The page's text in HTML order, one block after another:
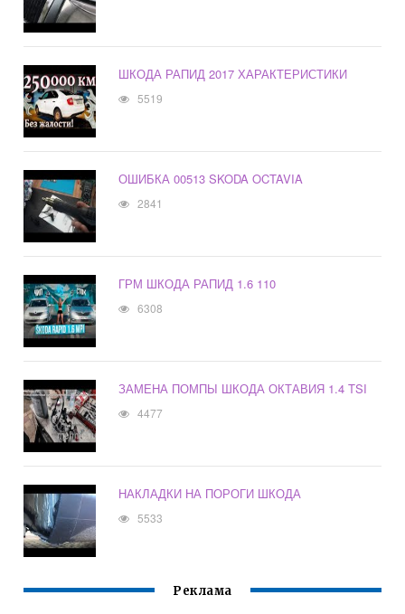
ШКОДА РАПИД 2017 ХАРАКТЕРИСТИКИ
5519
ОШИБКА 00513 SKODA OCTAVIA
2841
ГРМ ШКОДА РАПИД 1.6 110
6308
ЗАМЕНА ПОМПЫ ШКОДА ОКТАВИЯ 1.4 TSI
4477
НАКЛАДКИ НА ПОРОГИ ШКОДА
5533
Реклама